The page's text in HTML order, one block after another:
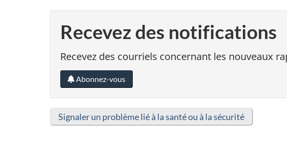
Recevez des notifications
Recevez des courriels concernant les nouveaux
Abonnez-vous
Signaler un problème lié à la santé ou à la sécurité